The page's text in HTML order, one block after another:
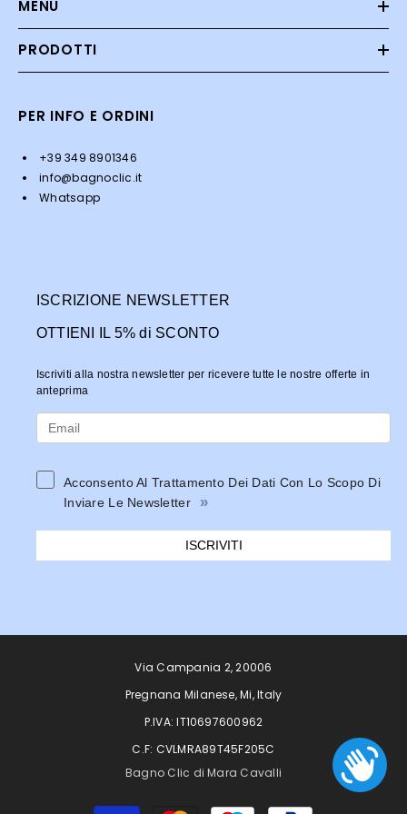
MENU
PRODOTTI
PER INFO E ORDINI
+39 349 8901346
info@bagnoclic.it
Whatsapp
ISCRIZIONE NEWSLETTER
OTTIENI IL 5% di SCONTO
Iscriviti alla nostra newsletter per ricevere tutte le nostre offerte in
anteprima
Acconsento Al Trattamento Dei Dati Con Lo Scopo Di
Inviare Le Newsletter
»
ISCRIVITI
Via Campania 2, 20006
Pregnana Milanese, Mi, Italy
P.IVA: IT10697600962
C.F: CVLMRA89T45F205C
Bagno Clic di Mara Cavalli
Metodi